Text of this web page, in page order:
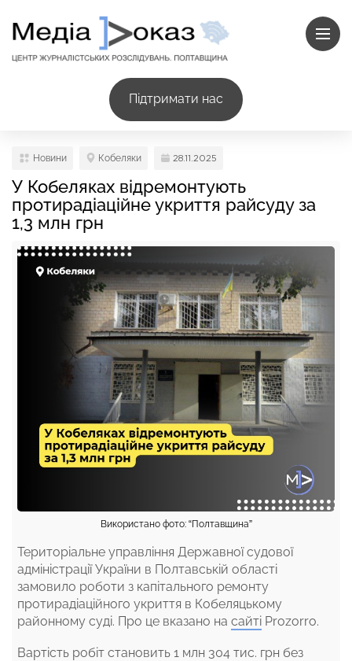
Підтримати нас
Новини Кобеляки 28.11.2025
У Кобеляках відремонтують
протирадіаційне укриття райсуду за
1,3 млн грн
Використано фото: “Полтавщина”
Територіальне управління Державної судової
адміністрації України в Полтавській області
замовило роботи з капітального ремонту
протирадіаційного укриття в Кобеляцькому
районному суді. Про це вказано на сайті Prozorro.
Вартість робіт становить 1 млн 304 тис. грн без